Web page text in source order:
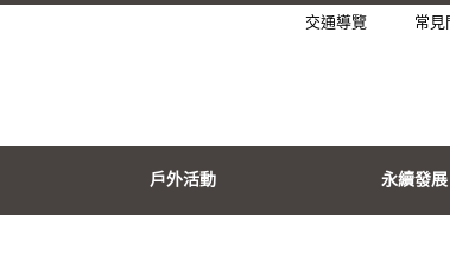
交通導覽 常見
戶外活動 永續發